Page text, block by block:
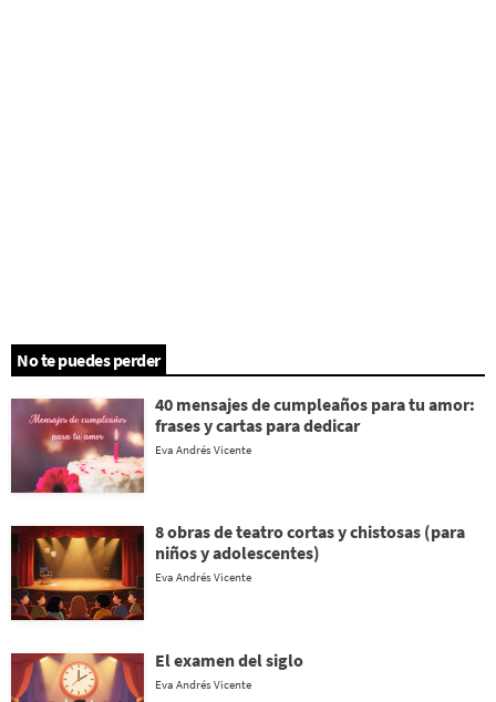
No te puedes perder
40 mensajes de cumpleaños para tu amor:
frases y cartas para dedicar
Eva Andrés Vicente
8 obras de teatro cortas y chistosas (para
niños y adolescentes)
Eva Andrés Vicente
El examen del siglo
Eva Andrés Vicente